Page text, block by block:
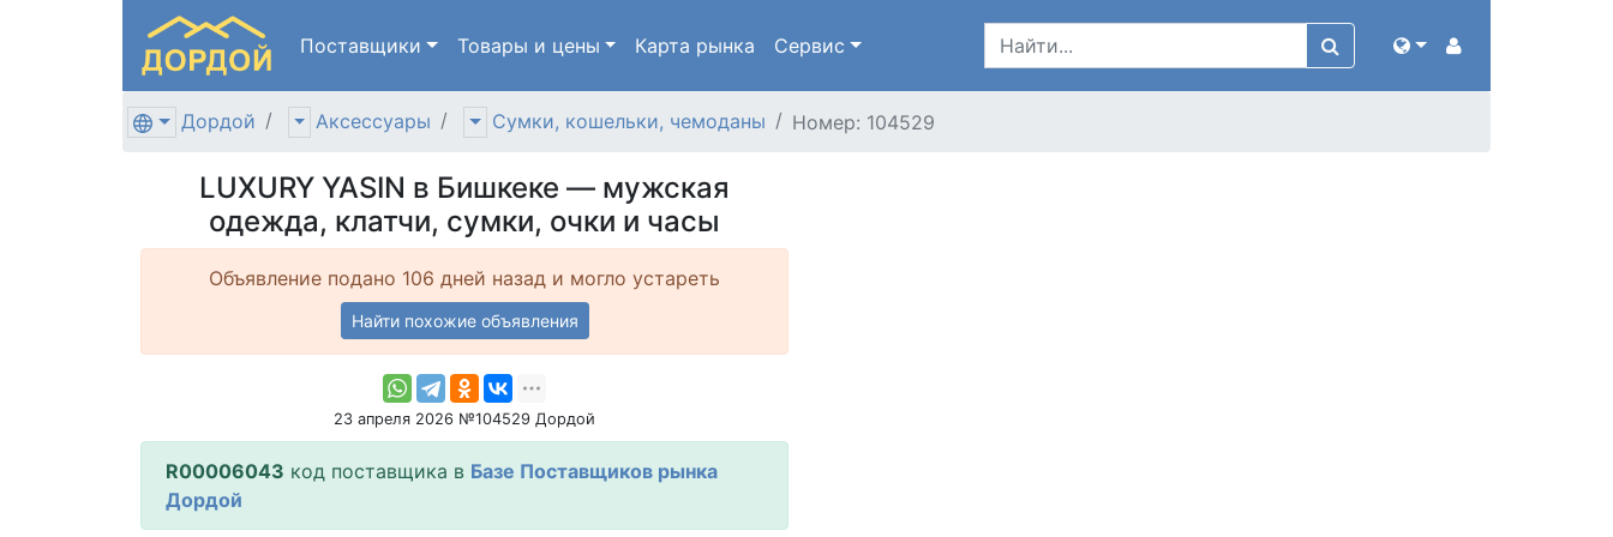
Поставщики Товары и цены Карта рынка Сервис
Дордой Аксессуары Сумки, кошельки, чемоданы Номер: 104529
LUXURY YASIN в Бишкеке — мужская
одежда, клатчи, сумки, очки и часы
Объявление подано 106 дней назад и могло устареть
Найти похожие объявления
23 апреля 2026 №104529 Дордой
R00006043 код поставщика в Базе Поставщиков рынка
Дордой